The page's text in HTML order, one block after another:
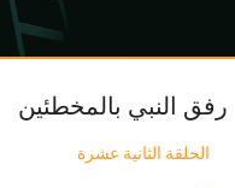
رفق النبي بالمخطئين
الحلقة الثانية عشرة